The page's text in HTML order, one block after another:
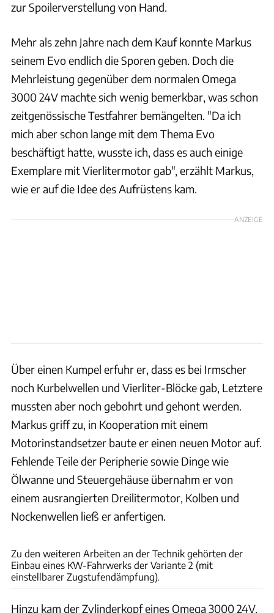
zur Spoilerverstellung von Hand.
Mehr als zehn Jahre nach dem Kauf konnte Markus
seinem Evo endlich die Sporen geben. Doch die
Mehrleistung gegenüber dem normalen Omega
3000 24V machte sich wenig bemerkbar, was schon
zeitgenössische Testfahrer bemängelten. "Da ich
mich aber schon lange mit dem Thema Evo
beschäftigt hatte, wusste ich, dass es auch einige
Exemplare mit Vierlitermotor gab", erzählt Markus,
wie er auf die Idee des Aufrüstens kam.
ANZEIGE
Über einen Kumpel erfuhr er, dass es bei Irmscher
noch Kurbelwellen und Vierliter-Blöcke gab, Letztere
mussten aber noch gebohrt und gehont werden.
Markus griff zu, in Kooperation mit einem
Motorinstandsetzer baute er einen neuen Motor auf.
Fehlende Teile der Peripherie sowie Dinge wie
Ölwanne und Steuergehäuse übernahm er von
einem ausrangierten Dreilitermotor, Kolben und
Nockenwellen ließ er anfertigen.
Zu den weiteren Arbeiten an der Technik gehörten der
Einbau eines KW-Fahrwerks der Variante 2 (mit
einstellbarer Zugstufendämpfung).
Hinzu kam der Zylinderkopf eines Omega 3000 24V,